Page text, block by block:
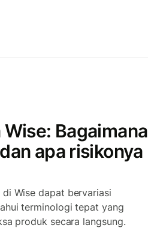
Bagaimana
apa risikonya
Wise dapat bervariasi
terminologi tepat yang
produk secara langsung.